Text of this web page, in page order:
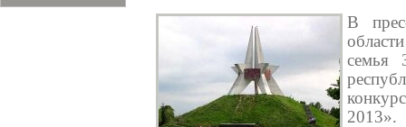
В
семья
2013».